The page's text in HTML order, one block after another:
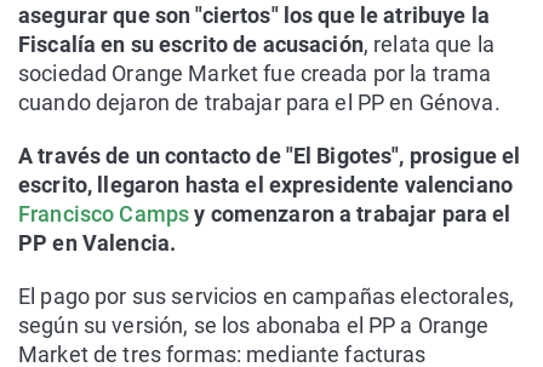
asegurar que son "ciertos" los que le atribuye la
Fiscalía en su escrito de acusación, relata que la
sociedad Orange Market fue creada por la trama
cuando dejaron de trabajar para el PP en Génova.
A través de un contacto de "El Bigotes", prosigue el
escrito, llegaron hasta el expresidente valenciano
Francisco Campsy comenzaron a trabajar para el
PP en Valencia.
El pago por sus servicios en campañas electorales,
según su versión, se los abonaba el PP a Orange
Market de tres formas: mediante facturas